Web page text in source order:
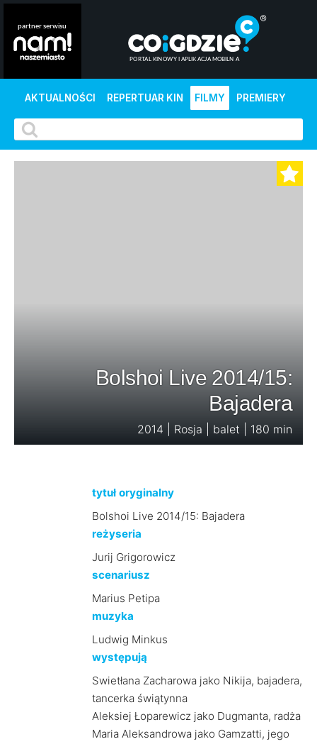
AKTUALNOŚCI REPERTUAR KIN FILMY PREMIERY
Bolshoi Live 2014/15:
Bajadera
2014 | Rosja | balet | 180 min
tytuł oryginalny
Bolshoi Live 2014/15: Bajadera
reżyseria
Jurij Grigorowicz
scenariusz
Marius Petipa
muzyka
Ludwig Minkus
występują
Swietłana Zacharowa jako Nikija, bajadera,
tancerka świątynna
Aleksiej Łoparewicz jako Dugmanta, radża
Maria Aleksandrowa jako Gamzatti, jego